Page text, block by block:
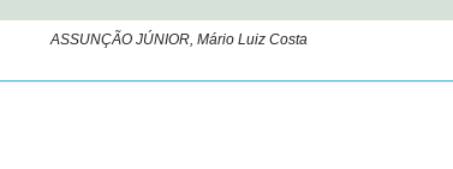
ASSUNÇÃO JÚNIOR, Mário Luiz Costa